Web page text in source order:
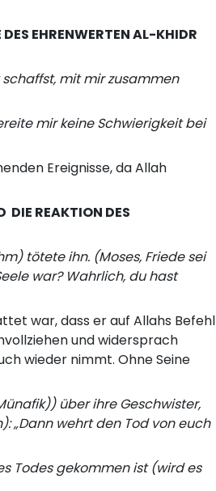
EHRENWERTEN AL-KHIDR
mit mir zusammen
mir keine Schwierigkeit bei
Ereignisse, da Allah
DIE REAKTION DES
tötete ihn. (Moses, Friede sei
war? Wahrlich, du hast
war, dass er auf Allahs Befehl
und widersprach
wieder nimmt. Ohne Seine
über ihre Geschwister,
„Dann wehrt den Tod von euch
Todes gekommen ist (wird es